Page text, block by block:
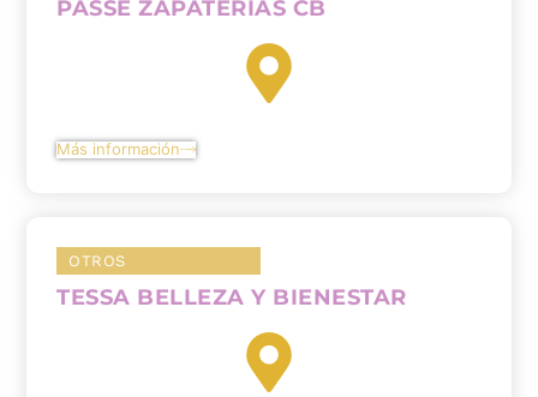
PASSE ZAPATERIAS CB
Más información
OTROS
TESSA BELLEZA Y BIENESTAR